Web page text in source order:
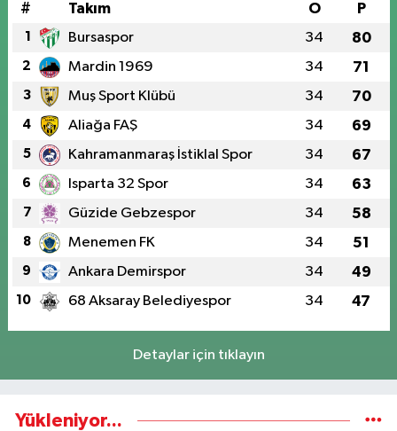
# Takım O P
1 Bursaspor 34 80
2 Mardin 1969 34 71
3 Muş Sport Klübü 34 70
4 Aliağa FAŞ 34 69
5 Kahramanmaraş İstiklal Spor 34 67
6 Isparta 32 Spor 34 63
7 Güzide Gebzespor 34 58
8 Menemen FK 34 51
9 Ankara Demirspor 34 49
10 68 Aksaray Belediyespor 34 47
Detaylar için tıklayın
Yükleniyor...